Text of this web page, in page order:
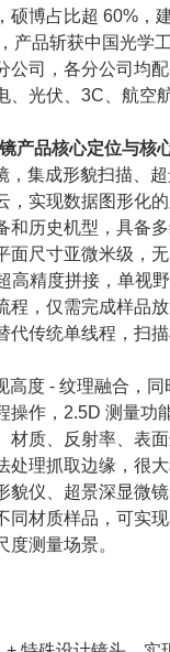
博占比超 60%，
产品斩获中国光学
公司，各分公司均
光伏、3C、航空
产品核心定位与核
，集成形貌扫描、
，实现数据图形化
历史机型，具备多
面尺寸亚微米级，
精度拼接，单视
程，仅需完成样品
代传统单线程，扫
度 - 纹理融合，
作，2.5D 测量功
材质、反射率、表
理抓取边缘，很
貌仪、超景深显微
同材质样品，可实
测量场景。